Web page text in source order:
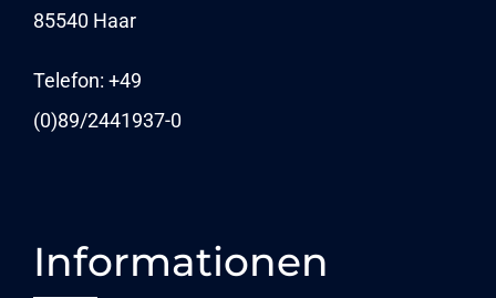
85540 Haar
Telefon: +49
(0)89/2441937-0
NEWS
Informationen